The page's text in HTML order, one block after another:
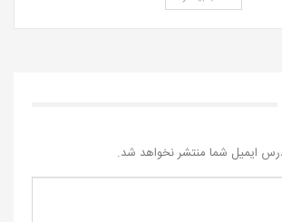
ایمیل شما منتشر نخواهد شد.